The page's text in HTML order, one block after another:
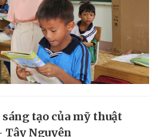
tạo của mỹ thuật
Tây Nguyên